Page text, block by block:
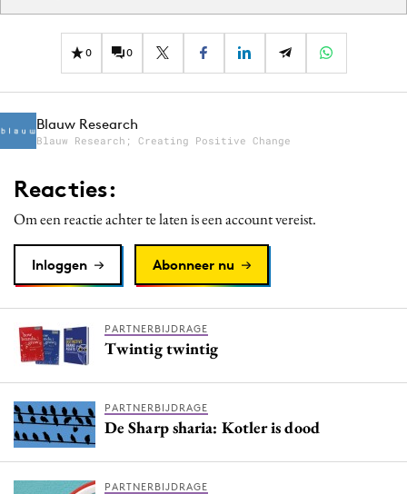
0 0
Blauw Research
Blauw Research; Creating Positive Change
Reacties:
Om een reactie achter te laten is een account vereist.
Inloggen Abonneer nu
PARTNERBIJDRAGE
Twintig twintig
PARTNERBIJDRAGE
De Sharp sharia: Kotler is dood
PARTNERBIJDRAGE